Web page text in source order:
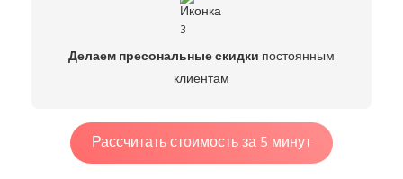
Делаем пресональные скидки постоянным
клиентам
Рассчитать стоимость за 5 минут